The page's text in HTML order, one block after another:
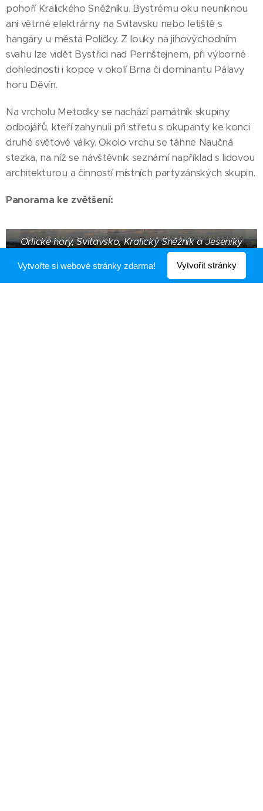
pohoří Kralického Sněžníku. Bystrému oku neuniknou
ani větrné elektrárny na Svitavsku nebo letiště s
hangáry u města Poličky. Z louky na jihovýchodním
svahu lze vidět Bystřici nad Pernštejnem, při výborné
dohlednosti i kopce v okolí Brna či dominantu Pálavy
horu Děvín.
Na vrcholu Metodky se nachází památník skupiny
odbojářů, kteří zahynuli při střetu s okupanty ke konci
druhé světové války. Okolo vrchu se táhne Naučná
stezka, na níž se návštěvník seznámí například s lidovou
architekturou a činností místních partyzánských skupin.
Panorama ke zvětšení:
Orlické hory, Svitavsko, Kralický Sněžník a Jeseníky
Svratecká hornatina, Bystřicko
Vytvořte si webové stránky zdarma! Vytvořit stránky